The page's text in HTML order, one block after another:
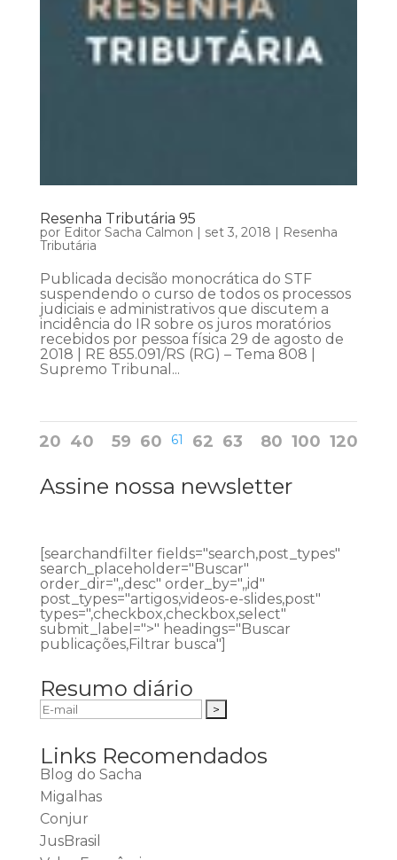
Resenha Tributária 95
por Editor Sacha Calmon | set 3, 2018 | Resenha
Tributária
Publicada decisão monocrática do STF
suspendendo o curso de todos os processos
judiciais e administrativos que discutem a
incidência do IR sobre os juros moratórios
recebidos por pessoa física 29 de agosto de
2018 | RE 855.091/RS (RG) – Tema 808 |
Supremo Tribunal...
20 40 59 60 61 62 63 80 100 120
Assine nossa newsletter
[searchandfilter fields="search,post_types"
search_placeholder="Buscar"
order_dir=",,desc" order_by=",,id"
post_types="artigos,videos-e-slides,post"
types=",checkbox,checkbox,select"
submit_label=">" headings="Buscar
publicações,Filtrar busca"]
Resumo diário
Links Recomendados
Blog do Sacha
Migalhas
Conjur
JusBrasil